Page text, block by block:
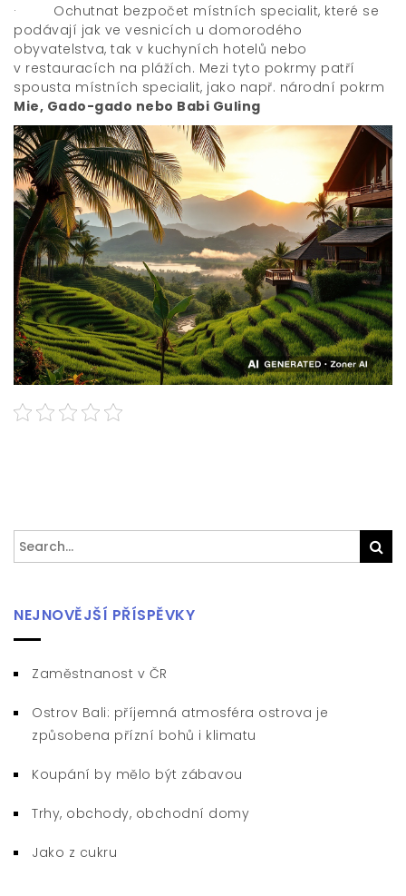
· Ochutnat bezpočet místních specialit, které se
podávají jak ve vesnicích u domorodého
obyvatelstva, tak v kuchyních hotelů nebo
v restauracích na plážích. Mezi tyto pokrmy patří
spousta místních specialit, jako např. národní pokrm
Mie, Gado-gado nebo Babi Guling
Search
for:
NEJNOVĚJŠÍ PŘÍSPĚVKY
Zaměstnanost v ČR
Ostrov Bali: příjemná atmosféra ostrova je
způsobena přízní bohů i klimatu
Koupání by mělo být zábavou
Trhy, obchody, obchodní domy
Jako z cukru